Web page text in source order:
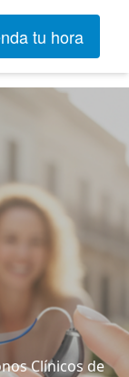
tu hora
Clínicos de